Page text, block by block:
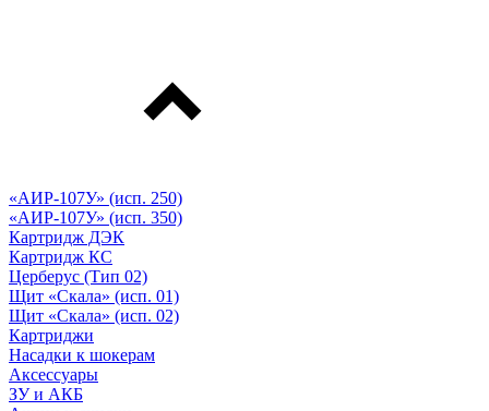
«АИР-107У» (исп. 250)
«АИР-107У» (исп. 350)
Картридж ДЭК
Картридж КС
Церберус (Тип 02)
Щит «Скала» (исп. 01)
Щит «Скала» (исп. 02)
Картриджи
Насадки к шокерам
Аксессуары
ЗУ и АКБ